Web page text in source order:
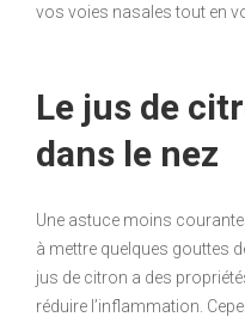
vos voies nasales tout en
Le jus de
dans le nez
Une astuce moins
à mettre quelques gouttes
jus de citron a des
réduire l’inflammation.